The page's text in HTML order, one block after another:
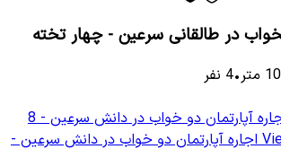
در طالقانی سرعین - چهار تخته
متر•
4 نفر
اجاره آپارتمان دو خواب در دانش سرعین - 8
اجاره آپارتمان دو خواب در دانش سرعین -